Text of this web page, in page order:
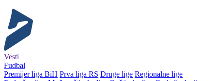
Vesti
Fudbal
Premijer liga BiH Prva liga RS Druge lige Regionalne lige